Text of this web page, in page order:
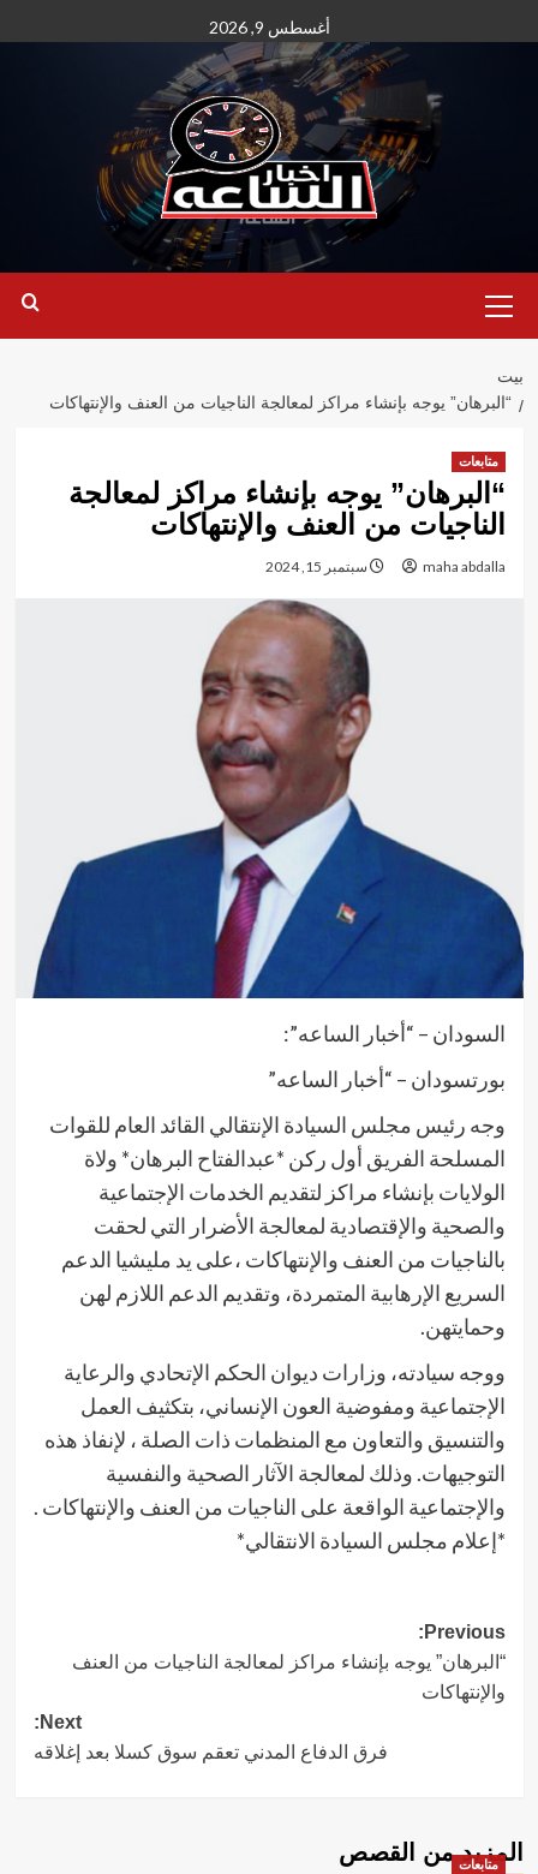
إلى
أغسطس 9, 2026
الأساسية
بيت
“البرهان” يوجه بإنشاء مراكز لمعالجة الناجيات من العنف والإنتهاكات
متابعات
“البرهان” يوجه بإنشاء مراكز لمعالجة
الناجيات من العنف والإنتهاكات
maha abdalla سبتمبر 15, 2024
السودان – “أخبار الساعه”:
بورتسودان – “أخبار الساعه”
وجه رئيس مجلس السيادة الإنتقالي القائد العام للقوات
المسلحة الفريق أول ركن *عبدالفتاح البرهان* ولاة
الولايات بإنشاء مراكز لتقديم الخدمات الإجتماعية
والصحية والإقتصادية لمعالجة الأضرار التي لحقت
بالناجيات من العنف والإنتهاكات ،على يد مليشيا الدعم
السريع الإرهابية المتمردة، وتقديم الدعم اللازم لهن
وحمايتهن.
ووجه سيادته، وزارات ديوان الحكم الإتحادي والرعاية
الإجتماعية ومفوضية العون الإنساني، بتكثيف العمل
والتنسيق والتعاون مع المنظمات ذات الصلة ، لإنفاذ هذه
التوجيهات. وذلك لمعالجة الآثار الصحية والنفسية
والإجتماعية الواقعة على الناجيات من العنف والإنتهاكات .
*إعلام مجلس السيادة الانتقالي*
Post
navigation
Previous:
“البرهان” يوجه بإنشاء مراكز لمعالجة الناجيات من العنف
والإنتهاكات
Next:
فرق الدفاع المدني تعقم سوق كسلا بعد إغلاقه
المزيد من القصص
متابعات